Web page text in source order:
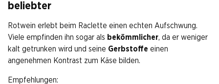
beliebter
Rotwein erlebt beim Raclette einen echten Aufschwung.
Viele empfinden ihn sogar als bekömmlicher, da er weniger
kalt getrunken wird und seine Gerbstoffe einen
angenehmen Kontrast zum Käse bilden.
Empfehlungen: